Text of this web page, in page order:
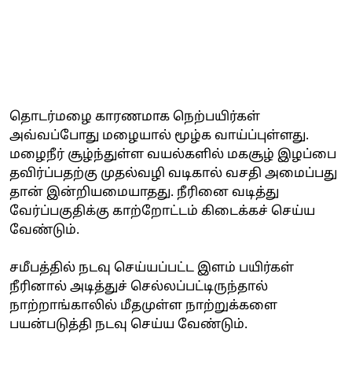
தொடர்மழை காரணமாக நெற்பயிர்கள்
அவ்வப்போது மழையால் மூழ்க வாய்ப்புள்ளது.
மழைநீர் சூழ்ந்துள்ள வயல்களில் மகசூழ் இழப்பை
தவிர்ப்பதற்கு முதல்வழி வடிகால் வசதி அமைப்பது
தான் இன்றியமையாதது. நீரினை வடித்து
வேர்ப்பகுதிக்கு காற்றோட்டம் கிடைக்கச் செய்ய
வேண்டும்.
சமீபத்தில் நடவு செய்யப்பட்ட இளம் பயிர்கள்
நீரினால் அடித்துச் செல்லப்பட்டிருந்தால்
நாற்றாங்காலில் மீதமுள்ள நாற்றுக்களை
பயன்படுத்தி நடவு செய்ய வேண்டும்.